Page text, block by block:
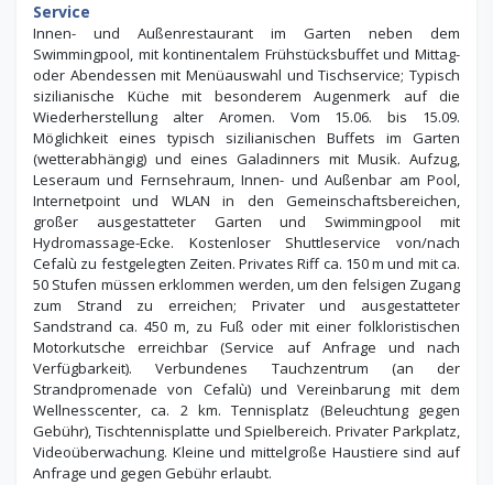
Service
Innen- und Außenrestaurant im Garten neben dem
Swimmingpool, mit kontinentalem Frühstücksbuffet und Mittag-
oder Abendessen mit Menüauswahl und Tischservice; Typisch
sizilianische Küche mit besonderem Augenmerk auf die
Wiederherstellung alter Aromen. Vom 15.06. bis 15.09.
Möglichkeit eines typisch sizilianischen Buffets im Garten
(wetterabhängig) und eines Galadinners mit Musik. Aufzug,
Leseraum und Fernsehraum, Innen- und Außenbar am Pool,
Internetpoint und WLAN in den Gemeinschaftsbereichen,
großer ausgestatteter Garten und Swimmingpool mit
Hydromassage-Ecke. Kostenloser Shuttleservice von/nach
Cefalù zu festgelegten Zeiten. Privates Riff ca. 150 m und mit ca.
50 Stufen müssen erklommen werden, um den felsigen Zugang
zum Strand zu erreichen; Privater und ausgestatteter
Sandstrand ca. 450 m, zu Fuß oder mit einer folkloristischen
Motorkutsche erreichbar (Service auf Anfrage und nach
Verfügbarkeit). Verbundenes Tauchzentrum (an der
Strandpromenade von Cefalù) und Vereinbarung mit dem
Wellnesscenter, ca. 2 km. Tennisplatz (Beleuchtung gegen
Gebühr), Tischtennisplatte und Spielbereich. Privater Parkplatz,
Videoüberwachung. Kleine und mittelgroße Haustiere sind auf
Anfrage und gegen Gebühr erlaubt.